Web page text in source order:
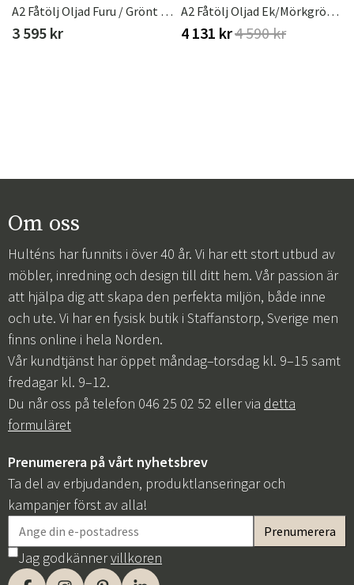
A2 Fåtölj Oljad Furu / Grönt Stativ
3 595 kr
A2 Fåtölj Oljad Ek/Mörkgrönt Stativ
4 131 kr4 590 kr
Om oss
Hulténs har funnits i över 40 år. Vi har ett stort utbud av
möbler, inredning och design till ditt hem. Vår passion är
att hjälpa dig att skapa den perfekta miljön, både inne
och ute. Vi har en fysisk butik i Staffanstorp, Sverige men
finns online i hela Norden.
Vår kundtjänst har öppet måndag–torsdag kl. 9–15 samt
fredagar kl. 9–12.
Du når oss på telefon 046 25 02 52 eller via detta
formuläret
Prenumerera på vårt nyhetsbrev
Ta del av erbjudanden, produktlanseringar och
kampanjer först av alla!
Jag godkännervillkoren